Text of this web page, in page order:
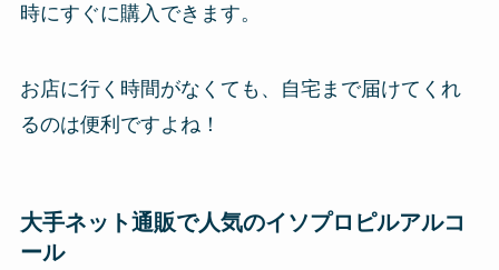
時にすぐに購入できます。
お店に行く時間がなくても、自宅まで届けてくれ
るのは便利ですよね！
大手ネット通販で人気のイソプロピルアルコ
ール